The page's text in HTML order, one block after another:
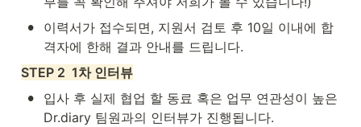
•
이력서가 접수되면, 지원서 검토 후 10일 이내에 합
격자에 한해 결과 안내를 드립니다.
STEP 2  1차 인터뷰
•
입사 후 실제 협업 할 동료 혹은 업무 연관성이 높은
Dr.diary 팀원과의 인터뷰가 진행됩니다.